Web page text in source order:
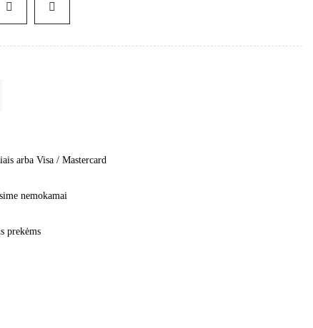
arba Visa / Mastercard
nemokamai
prekėms